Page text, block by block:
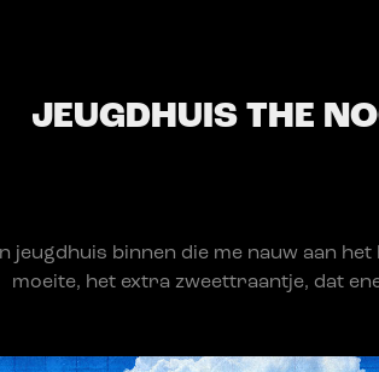
JEUGDHUIS THE
jeugdhuis binnen die me nauw aan
moeite, het extra zweettraantje, dat